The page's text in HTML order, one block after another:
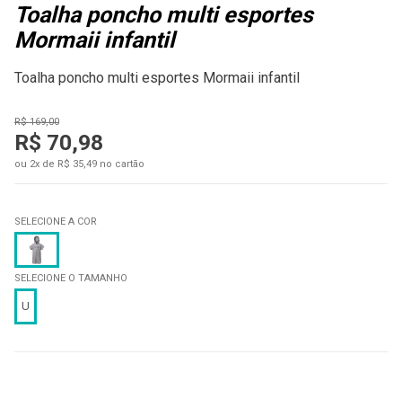
Toalha poncho multi esportes
Mormaii infantil
Toalha poncho multi esportes Mormaii infantil
R$ 169,00
R$ 70,98
ou 2x de R$ 35,49 no cartão
SELECIONE O TAMANHO
U
SELECIONE A COR